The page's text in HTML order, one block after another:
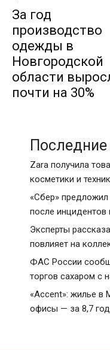
За год
производство
одежды в
Новгородской
области
почти на 30%
Zara получила
косметики и
«Сбер»
после инцидентов
Эксперты
повлияет на
ФАС России
торгов сахаром с
«Accent»: жилье в
офисы — за 8,7